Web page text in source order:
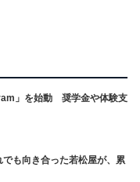
」を始動 奨学金や体験支
でも向き合った若松屋が、累